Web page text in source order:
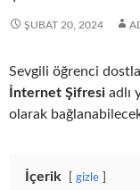
ŞUBAT 20, 2024
Sevgili öğrenci
İnternet Şifresi adlı
olarak
İçerik gizle